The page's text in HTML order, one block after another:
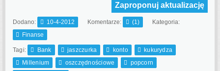
Zaproponuj aktualizację
Dodano: 10-4-2012 Komentarze: (1)
Kategoria:
Finanse
Tagi: Bank jaszczurka konto
kukurydza
Millenium
oszczędnościowe
popcorn